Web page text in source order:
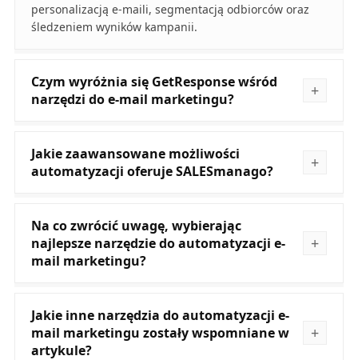
personalizacją e-maili, segmentacją odbiorców oraz
śledzeniem wyników kampanii.
Czym wyróżnia się GetResponse wśród
narzędzi do e-mail marketingu?
Jakie zaawansowane możliwości
automatyzacji oferuje SALESmanago?
Na co zwrócić uwagę, wybierając
najlepsze narzędzie do automatyzacji e-
mail marketingu?
Jakie inne narzędzia do automatyzacji e-
mail marketingu zostały wspomniane w
artykule?